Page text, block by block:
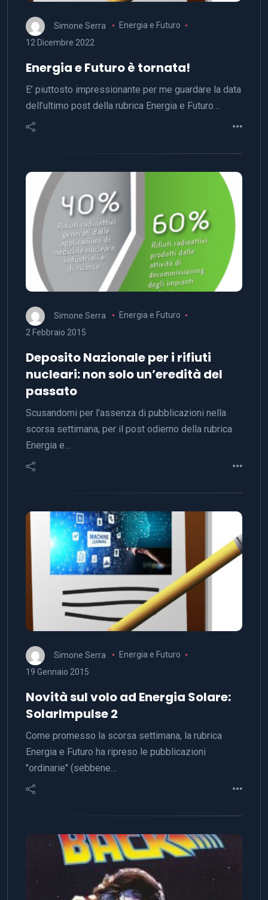
Simone Serra
Energia e Futuro
12 Dicembre 2022
Energia e Futuro è tornata!
E’ piuttosto impressionante per me guardare la data
dell’ultimo post della rubrica Energia e Futuro…
Simone Serra
Energia e Futuro
2 Febbraio 2015
Deposito Nazionale per i rifiuti
nucleari: non solo un’eredità del
passato
Scusandomi per l'assenza di pubblicazioni nella
scorsa settimana, per il post odierno della rubrica
Energia e…
Simone Serra
Energia e Futuro
19 Gennaio 2015
Novità sul volo ad Energia Solare:
SolarImpulse 2
Come promesso la scorsa settimana, la rubrica
Energia e Futuro ha ripreso le pubblicazioni
"ordinarie" (sebbene…